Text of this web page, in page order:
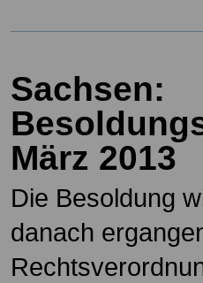
Sachsen:
März 2013
Die Besoldung
danach